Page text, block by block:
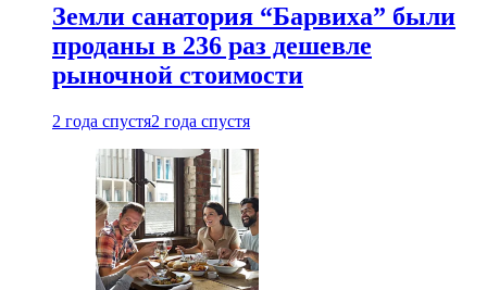
Земли санатория “Барвиха” были
проданы в 236 раз дешевле
рыночной стоимости
2 года спустя2 года спустя